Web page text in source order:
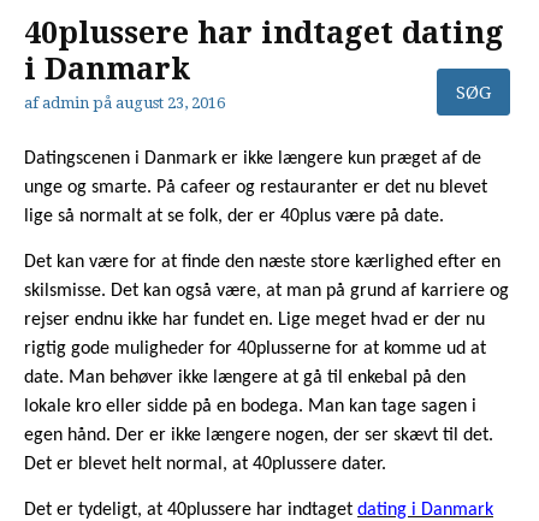
40plussere har indtaget dating
i Danmark
afadmin på august 23, 2016
Datingscenen i Danmark er ikke længere kun præget af de
unge og smarte. På cafeer og restauranter er det nu blevet
lige så normalt at se folk, der er 40plus være på date.
Det kan være for at finde den næste store kærlighed efter en
skilsmisse. Det kan også være, at man på grund af karriere og
rejser endnu ikke har fundet en. Lige meget hvad er der nu
rigtig gode muligheder for 40plusserne for at komme ud at
date. Man behøver ikke længere at gå til enkebal på den
lokale kro eller sidde på en bodega. Man kan tage sagen i
egen hånd. Der er ikke længere nogen, der ser skævt til det.
Det er blevet helt normal, at 40plussere dater.
Det er tydeligt, at 40plussere har indtaget dating i Danmark